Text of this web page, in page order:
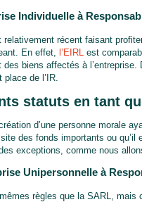
Individuelle à
relativement récent faisant
En effet, l’EIRL est
des biens affectés à
de l’IR.
statuts en tant
d’une personne morale
des fonds importants ou qu’il
exceptions, comme nous
Unipersonnelle à
règles que la SARL, mais